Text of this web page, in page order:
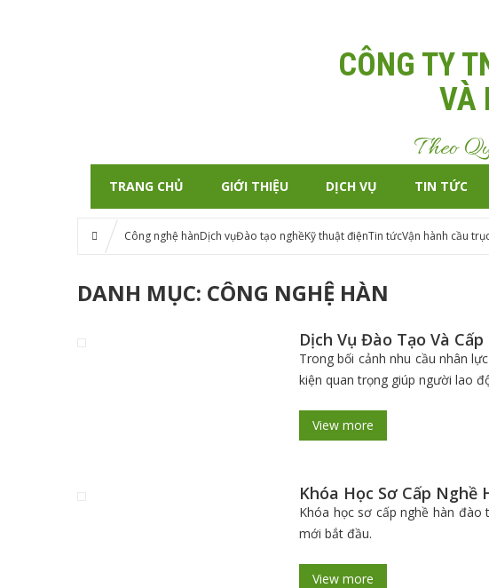
CÔNG TY
VÀ
Theo
TRANG CHỦ GIỚI THIỆU DỊCH VỤ TIN TỨC
Công nghệ hànDịch vụĐào tạo nghềKỹ thuật điệnTin tứcVận hành cầu
DANH MỤC: CÔNG NGHỆ HÀN
Dịch Vụ Đào Tạo Và
Trong bối cảnh nhu cầu nhân
kiện quan trọng giúp người lao
View more
Khóa Học Sơ Cấp
Khóa học sơ cấp nghề hàn
mới bắt đầu.
View more